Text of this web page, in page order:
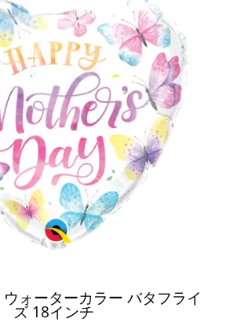
ォーターカラー バタフライ
ズ 18インチ